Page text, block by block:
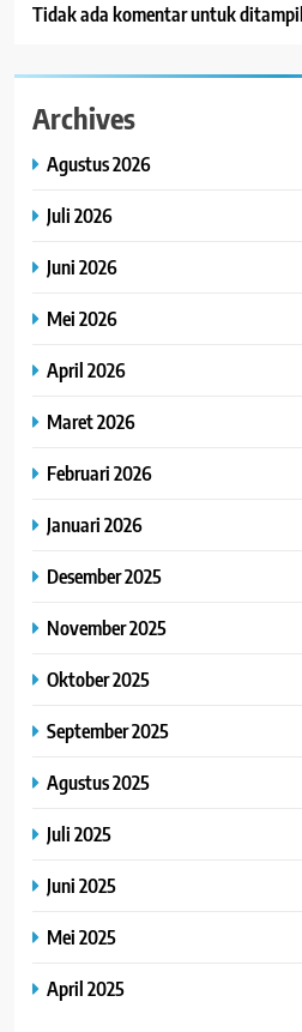
Tidak ada komentar untuk
Archives
Agustus 2026
Juli 2026
Juni 2026
Mei 2026
April 2026
Maret 2026
Februari 2026
Januari 2026
Desember 2025
November 2025
Oktober 2025
September 2025
Agustus 2025
Juli 2025
Juni 2025
Mei 2025
April 2025